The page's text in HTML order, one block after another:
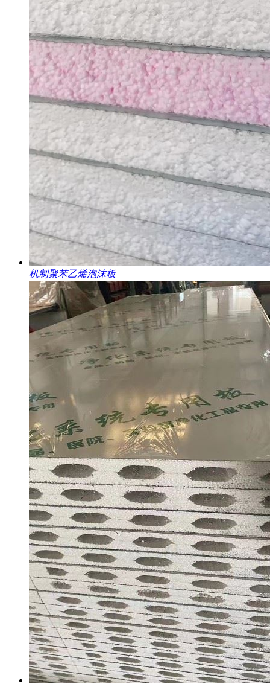
机制聚苯乙烯泡沫板